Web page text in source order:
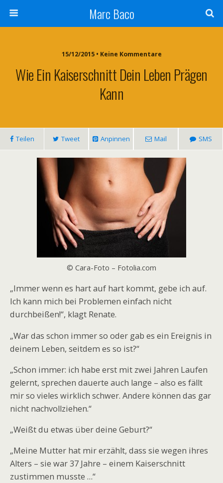
Marc Baco
15/12/2015 • Keine Kommentare
Wie Ein Kaiserschnitt Dein Leben Prägen
Kann
Teilen Tweet Anpinnen Mail SMS
© Cara-Foto – Fotolia.com
„Immer wenn es hart auf hart kommt, gebe ich auf.
Ich kann mich bei Problemen einfach nicht
durchbeißen!“, klagt Renate.
„War das schon immer so oder gab es ein Ereignis in
deinem Leben, seitdem es so ist?“
„Schon immer: ich habe erst mit zwei Jahren Laufen
gelernt, sprechen dauerte auch lange – also es fällt
mir so vieles wirklich schwer. Andere können das gar
nicht nachvollziehen.“
„Weißt du etwas über deine Geburt?“
„Meine Mutter hat mir erzählt, dass sie wegen ihres
Alters – sie war 37 Jahre – einem Kaiserschnitt
zustimmen musste …“